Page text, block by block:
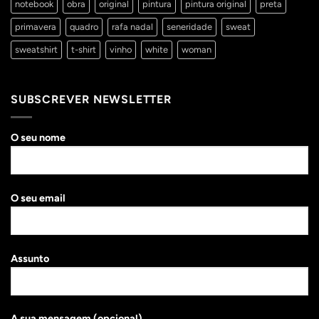
notebook obra original pintura pintura original preta
primavera quadro rafa nadal seneridade sweat
sweatshirt t-shirt vinho white woman
SUBSCREVER NEWSLETTER
O seu nome
O seu email
Assunto